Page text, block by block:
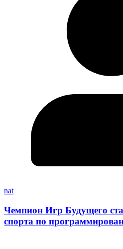
nat
Чемпион Игр Будущего
спорта по